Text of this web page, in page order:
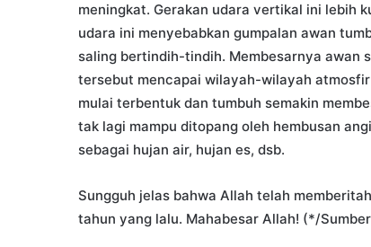
meningkat. Gerakan udara vertikal ini lebih
udara ini menyebabkan gumpalan awan
saling bertindih-tindih. Membesarnya awan
tersebut mencapai wilayah-wilayah
mulai terbentuk dan tumbuh semakin
tak lagi mampu ditopang oleh hembusan
sebagai hujan air, hujan es, dsb.
Sungguh jelas bahwa Allah telah
tahun yang lalu. Mahabesar Allah! (*/